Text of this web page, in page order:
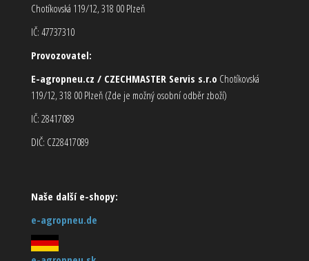
Chotíkovská 119/12, 318 00 Plzeň
IČ: 47737310
Provozovatel:
E-agropneu.cz / CZECHMASTER Servis s.r.o Chotíkovská
119/12, 318 00 Plzeň (Zde je možný osobní odběr zboží)
IČ: 28417089
DIČ: CZ28417089
Naše další e-shopy:
e-agropneu.de